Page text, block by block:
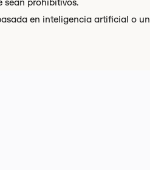
en inteligencia artificial o un